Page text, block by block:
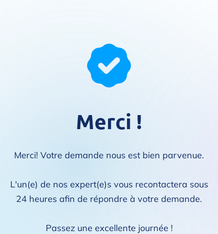
Merci !
Merci! Votre demande nous est bien parvenue.
L'un(e) de nos expert(e)s vous recontactera sous
24 heures afin de répondre à votre demande.
Passez une excellente journée !